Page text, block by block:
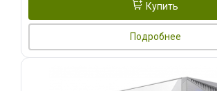
Купить
Подробнее